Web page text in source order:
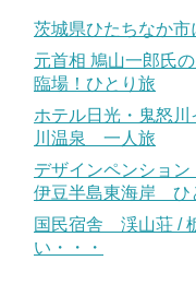
茨城県ひたちなか市
元首相 鳩山一郎氏
臨場！ひとり旅
ホテル日光・鬼怒
川温泉 一人旅
デザインペンショ
伊豆半島東海岸 ひ
国民宿舎 渓山荘 /
い・・・